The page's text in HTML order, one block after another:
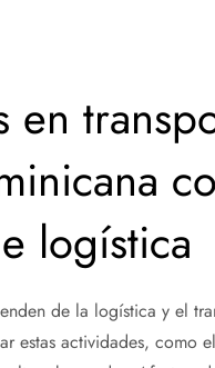
en
logística
de la logística y el
estas actividades, como